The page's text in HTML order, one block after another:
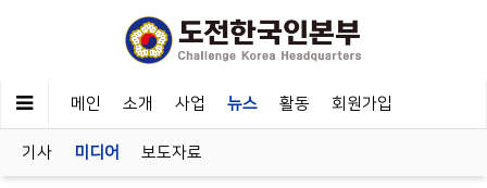
메인 소개 사업 뉴스 활동 회원가입
기사 미디어 보도자료